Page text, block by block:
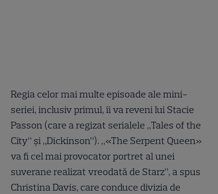
Regia celor mai multe episoade ale mini-
seriei, inclusiv primul, îi va reveni lui Stacie
Passon (care a regizat serialele „Tales of the
City” și „Dickinson”). „«The Serpent Queen»
va fi cel mai provocator portret al unei
suverane realizat vreodată de Starz”, a spus
Christina Davis, care conduce divizia de